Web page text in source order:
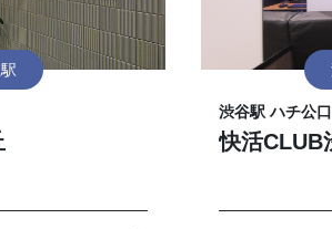
渋谷駅 ハチ公
快活CLUB